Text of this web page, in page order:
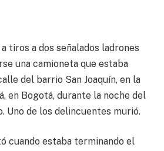
tiros a dos señalados ladrones
una camioneta que estaba
del barrio San Joaquín, en la
en Bogotá, durante la noche del
Uno de los delincuentes murió.
cuando estaba terminando el